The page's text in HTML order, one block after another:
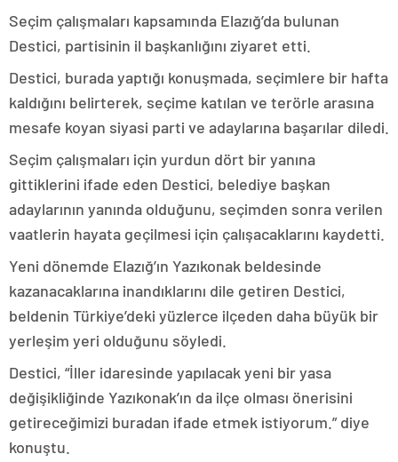
Seçim çalışmaları kapsamında Elazığ’da bulunan
Destici, partisinin il başkanlığını ziyaret etti.
Destici, burada yaptığı konuşmada, seçimlere bir hafta
kaldığını belirterek, seçime katılan ve terörle arasına
mesafe koyan siyasi parti ve adaylarına başarılar diledi.
Seçim çalışmaları için yurdun dört bir yanına
gittiklerini ifade eden Destici, belediye başkan
adaylarının yanında olduğunu, seçimden sonra verilen
vaatlerin hayata geçilmesi için çalışacaklarını kaydetti.
Yeni dönemde Elazığ’ın Yazıkonak beldesinde
kazanacaklarına inandıklarını dile getiren Destici,
beldenin Türkiye’deki yüzlerce ilçeden daha büyük bir
yerleşim yeri olduğunu söyledi.
Destici, “İller idaresinde yapılacak yeni bir yasa
değişikliğinde Yazıkonak’ın da ilçe olması önerisini
getireceğimizi buradan ifade etmek istiyorum.” diye
konuştu.